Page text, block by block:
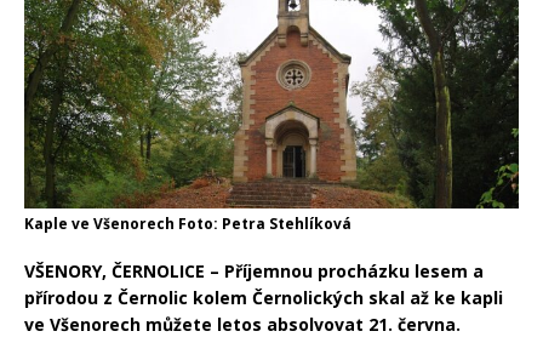
Kaple ve Všenorech Foto: Petra Stehlíková
VŠENORY, ČERNOLICE – Příjemnou procházku lesem a
přírodou z Černolic kolem Černolických skal až ke kapli
ve Všenorech můžete letos absolvovat 21. června.